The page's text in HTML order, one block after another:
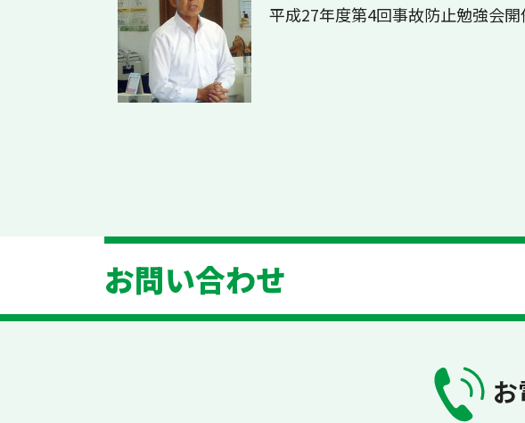
平成27年度第4回事故防止勉強会開
お問い合わせ